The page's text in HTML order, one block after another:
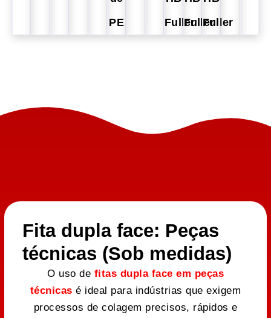
PE
FullerFullerFuller
Fita dupla face: Peças
técnicas (Sob medidas)
O uso de fitas dupla face em peças
técnicas é ideal para indústrias que exigem
processos de colagem precisos, rápidos e